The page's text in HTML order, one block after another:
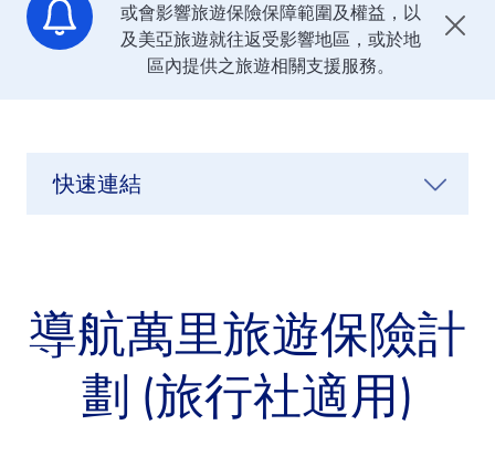
或會影響旅遊保險保障範圍及權益，以
及美亞旅遊就往返受影響地區，或於地
區內提供之旅遊相關支援服務。
快速連結
導航萬里旅遊保險計
劃 (旅行社適用)